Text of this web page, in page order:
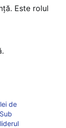
Este rolul
de